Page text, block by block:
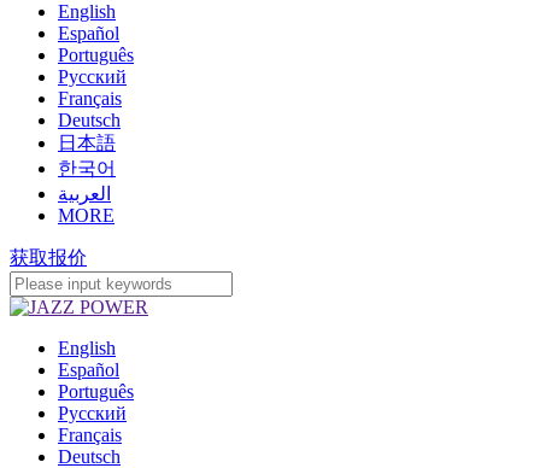
English
Español
Português
Pусский
Français
Deutsch
日本語
한국어
العربية
MORE
获取报价
English
Español
Português
Pусский
Français
Deutsch